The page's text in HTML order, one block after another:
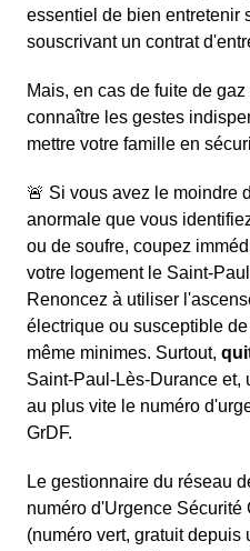
essentiel de bien entretenir
souscrivant un contrat
Mais, en cas de fuite de
connaître les gestes
mettre votre famille en
🚨 Si vous avez le moindre
anormale que vous
ou de soufre, coupez
votre logement le Saint-
Renoncez à utiliser
électrique ou susceptible
même minimes. Surtout,
Saint-Paul-Lès-Durance et,
au plus vite le numéro
GrDF.
Le gestionnaire du réseau
numéro d'Urgence Sécurité
(numéro vert, gratuit depuis